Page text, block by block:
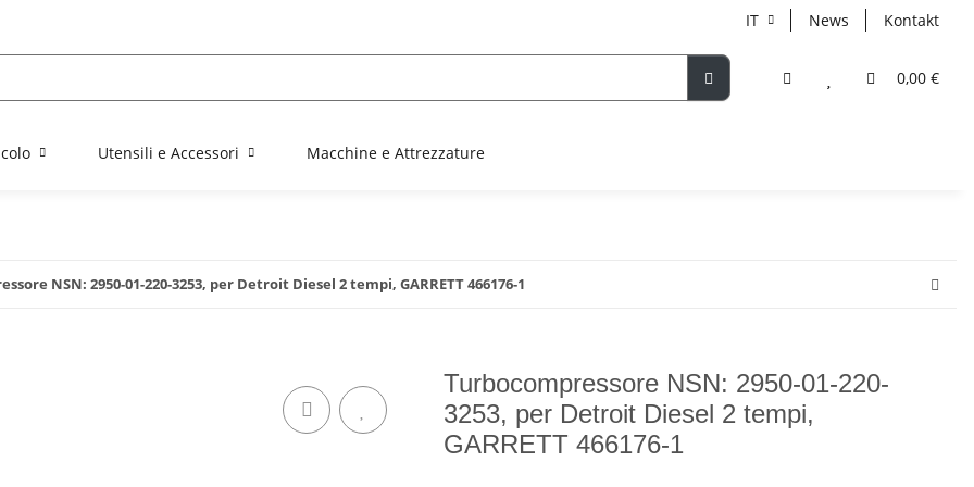
IT News Kontakt
0,00 €
Utensili e Accessori Macchine e Attrezzature
NSN: 2950-01-220-3253, per Detroit Diesel 2 tempi, GARRETT 466176-1
Turbocompressore NSN: 2950-01-220-
3253, per Detroit Diesel 2 tempi,
GARRETT 466176-1